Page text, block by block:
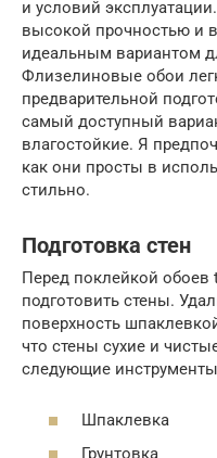
и условий
высокой прочностью и
идеальным вариантом
Флизелиновые обои
предварительной
самый доступный
влагостойкие. Я
как они просты в
стильно.
Подготовка стен
Перед поклейкой обоев
подготовить стены.
поверхность
что стены сухие и
следующие
Шпаклевка
Грунтовка